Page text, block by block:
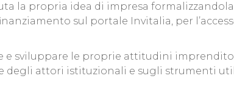
la propria idea di impresa
sul portale Invitalia, per
e sviluppare le proprie attitudini
degli attori istituzionali e sugli strumenti